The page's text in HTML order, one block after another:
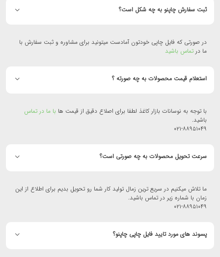
ثبت سفارش چاپنو به چه شکل است؟
در صورتی که فایل چاپی خودتون آمادست میتونید برای مشاوره و ثبت سفارش با
ما درتماس باشید
استعلام قیمت محصولات به چه صورته ؟
با توجه به نوسانات بازار کاغذ لطفا برای اصلاع دقیق از قیمت هابا ما در تماس
باشید.
۰۲۱-۸۸۹۵۱۰۴۹
سرعت تحویل محصولات به چه صورتی است؟
ما تلاش میکنیم در سریع ترین زمال تولید کار شما رو تحویل بدیم برای اطلاع از این
زمان با شماره زیر در تماس باشید.
۰۲۱-۸۸۹۵۱۰۴۹
پسوند های مورد تایید فایل چاپی چاپنو؟